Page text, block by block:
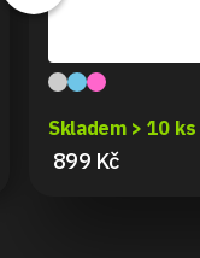
Skladem > 10 ks
899 Kč